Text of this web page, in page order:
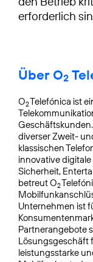
erforderlich
Über O2
O2Telefónica ist
diverser Zweit-
klassischen
innovative
Sicherheit,
betreut O2
Unternehmen ist
Partnerangebote
Lösungsgeschäft
leistungsstarke